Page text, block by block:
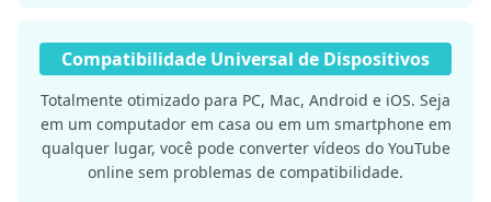
Compatibilidade Universal de Dispositivos
Totalmente otimizado para PC, Mac, Android e iOS. Seja
em um computador em casa ou em um smartphone em
qualquer lugar, você pode converter vídeos do YouTube
online sem problemas de compatibilidade.